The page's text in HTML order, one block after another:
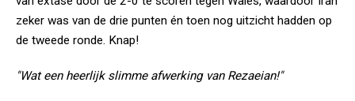
zeker was van de drie punten én toen nog uitzicht hadden op
de tweede ronde. Knap!
"Wat een heerlijk slimme afwerking van Rezaeian!"